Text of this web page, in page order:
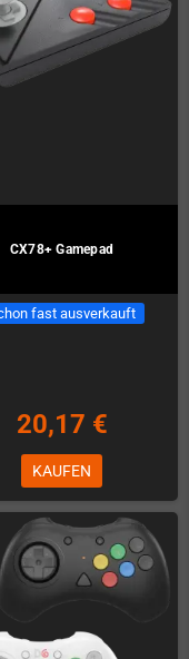
CX78+ Gamepad
fast ausverkauft
20,17 €
KAUFEN